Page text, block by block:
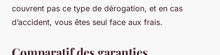
couvrent pas ce type de dérogation, et en cas
d’accident, vous êtes seul face aux frais.
Comparatif des garanties